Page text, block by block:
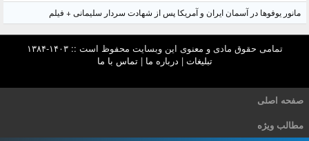
مانور یوفوها در آسمان ایران و آمریکا پس از شهادت سردار سلیمانی + فیلم
تمامی حقوق مادی و معنوی این وبسایت محفوظ است :: ۱۴۰۳-۱۳۸۴
تبلیغات | درباره ما |تماس با ما
صفحه اصلی
مطالب ویژه